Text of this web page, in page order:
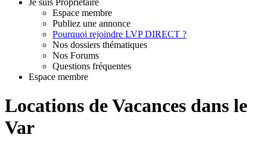
Je suis Propriétaire
Espace membre
Publiez une annonce
Pourquoi rejoindre LVP DIRECT ?
Nos dossiers thématiques
Nos Forums
Questions fréquentes
Espace membre
Locations de Vacances dans le
Var